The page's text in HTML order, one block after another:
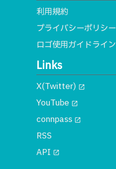
利用規約
プライバシーポリシー
ロゴ使用ガイドライン
Links
X(Twitter) open_in_new
YouTube open_in_new
connpass open_in_new
RSS
API open_in_new